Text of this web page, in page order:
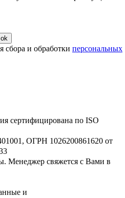
ok
сбора и обработки персональных
сертифицирована по ISO
ОГРН 1026200861620 от
Менеджер свяжется с Вами в
и